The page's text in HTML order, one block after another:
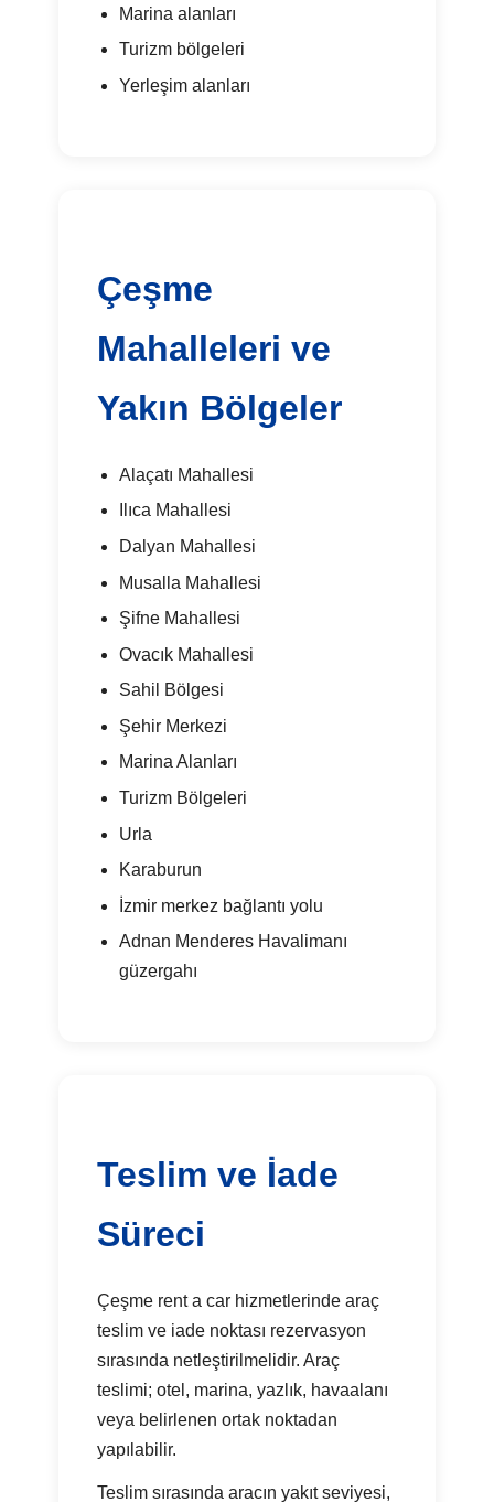
Marina alanları
Turizm bölgeleri
Yerleşim alanları
Çeşme
Mahalleleri ve
Yakın Bölgeler
Alaçatı Mahallesi
Ilıca Mahallesi
Dalyan Mahallesi
Musalla Mahallesi
Şifne Mahallesi
Ovacık Mahallesi
Sahil Bölgesi
Şehir Merkezi
Marina Alanları
Turizm Bölgeleri
Urla
Karaburun
İzmir merkez bağlantı yolu
Adnan Menderes Havalimanı
güzergahı
Teslim ve İade
Süreci
Çeşme rent a car hizmetlerinde araç
teslim ve iade noktası rezervasyon
sırasında netleştirilmelidir. Araç
teslimi; otel, marina, yazlık, havaalanı
veya belirlenen ortak noktadan
yapılabilir.
Teslim sırasında aracın yakıt seviyesi,